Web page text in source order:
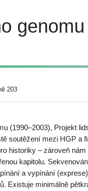
203
(1990–2003), Projekt
soutěžení mezi HGP a
historiky – zároveň
kapitolu.
a vypínání
Existuje minimálně